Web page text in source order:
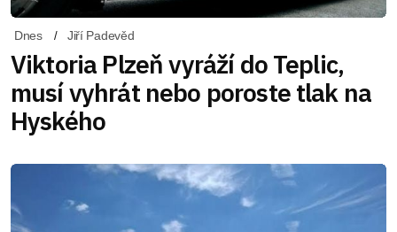
Dnes Jiří Padevěd
Viktoria Plzeň vyráží do Teplic,
musí vyhrát nebo poroste tlak na
Hyského